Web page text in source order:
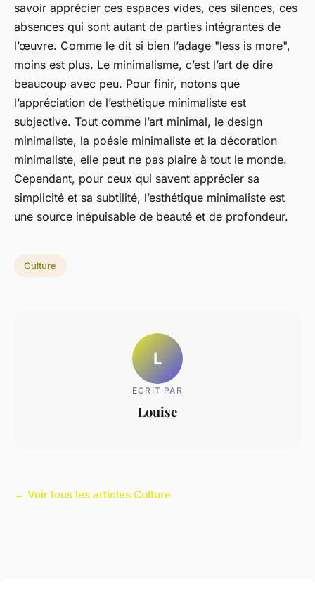
savoir apprécier ces espaces vides, ces silences, ces
absences qui sont autant de parties intégrantes de
l’œuvre. Comme le dit si bien l’adage "less is more",
moins est plus. Le minimalisme, c’est l’art de dire
beaucoup avec peu. Pour finir, notons que
l’appréciation de l’esthétique minimaliste est
subjective. Tout comme l’art minimal, le design
minimaliste, la poésie minimaliste et la décoration
minimaliste, elle peut ne pas plaire à tout le monde.
Cependant, pour ceux qui savent apprécier sa
simplicité et sa subtilité, l’esthétique minimaliste est
une source inépuisable de beauté et de profondeur.
Culture
L
ECRIT PAR
Louise
← Voir tous les articles Culture